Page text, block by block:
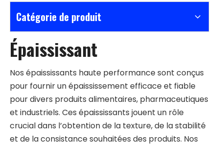
Catégorie de produit
Épaississant
Nos épaississants haute performance sont conçus
pour fournir un épaississement efficace et fiable
pour divers produits alimentaires, pharmaceutiques
et industriels. Ces épaississants jouent un rôle
crucial dans l’obtention de la texture, de la stabilité
et de la consistance souhaitées des produits. Nos